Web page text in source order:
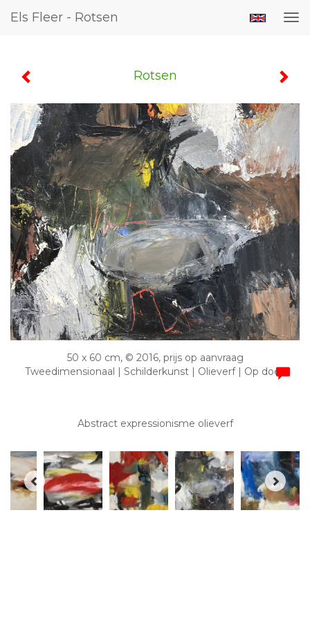
Els Fleer - Rotsen
Rotsen
50 x 60 cm, © 2016, prijs op aanvraag
Tweedimensionaal | Schilderkunst | Olieverf | Op doek
Abstract expressionisme olieverf